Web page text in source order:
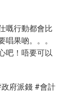
嘅行動都會比
唱果啲。。。
吧！唔要可以
府派錢 #會計